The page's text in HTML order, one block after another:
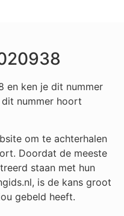
en ken je dit nummer
nummer hoort
om te achterhalen
Doordat de meeste
staan met hun
is de kans groot
gebeld heeft.